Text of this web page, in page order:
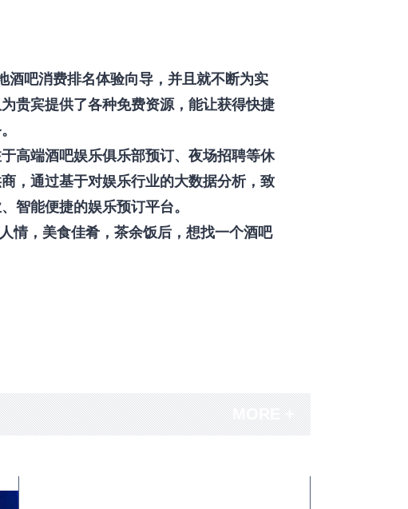
酒吧消费排名体验向导，并且就不断为实
贵宾提供了各种免费资源，能让获得快捷
高端酒吧娱乐俱乐部预订、夜场招聘等休
，通过基于对娱乐行业的大数据分析，致
智能便捷的娱乐预订平台。
情，美食佳肴，茶余饭后，想找一个酒吧